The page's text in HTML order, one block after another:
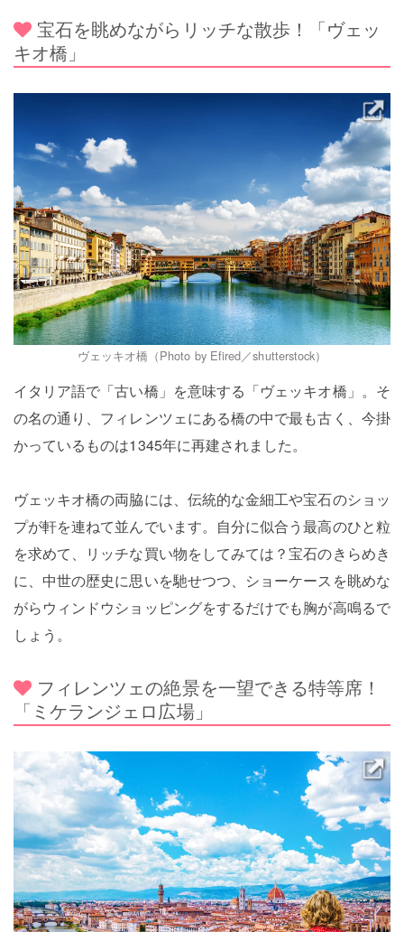
宝石を眺めながらリッチな散歩！「ヴェッ
キオ橋」
ヴェッキオ橋（Photo by Efired／shutterstock）
イタリア語で「古い橋」を意味する「ヴェッキオ橋」。そ
の名の通り、フィレンツェにある橋の中で最も古く、今掛
かっているものは1345年に再建されました。
ヴェッキオ橋の両脇には、伝統的な金細工や宝石のショッ
プが軒を連ねて並んでいます。自分に似合う最高のひと粒
を求めて、リッチな買い物をしてみては？宝石のきらめき
に、中世の歴史に思いを馳せつつ、ショーケースを眺めな
がらウィンドウショッピングをするだけでも胸が高鳴るで
しょう。
フィレンツェの絶景を一望できる特等席！
「ミケランジェロ広場」